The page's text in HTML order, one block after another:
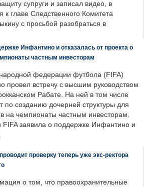
супруги и записал видео, в
к главе Следственного Комитета
с просьбой разобраться в
Инфантино и отказалась от проекта о
частным инвесторам
федерации футбола (FIFA)
провел встречу с высшим руководством
Рабате. На ней в том числе
по созданию дочерней структуры для
на чемпионаты частным инвесторам.
FIFA заявила о поддержке Инфантино и
проверку теперь уже экс-ректора
о том, что правоохранительные